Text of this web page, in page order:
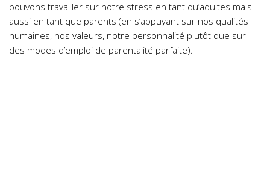
pouvons travailler sur notre stress en tant qu’adultes mais
aussi en tant que parents (en s’appuyant sur nos qualités
humaines, nos valeurs, notre personnalité plutôt que sur
des modes d’emploi de parentalité parfaite).